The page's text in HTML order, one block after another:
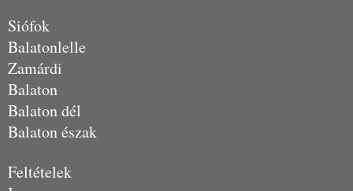
Siófok
Balatonlelle
Zamárdi
Balaton
Balaton dél
Balaton észak
Feltételek